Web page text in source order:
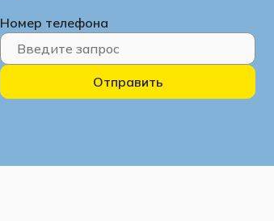
Номер телефона
Отправить